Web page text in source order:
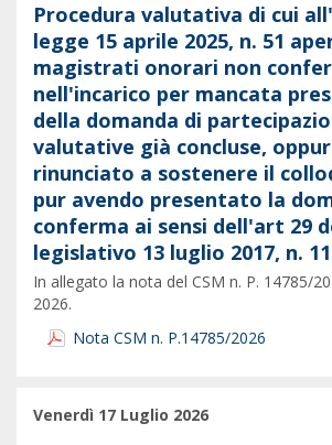
Procedura valutativa di cui
legge 15 aprile 2025, n. 51
magistrati onorari non
nell'incarico per mancata
della domanda di
valutative già concluse,
rinunciato a sostenere il
pur avendo presentato la
conferma ai sensi dell'art 29
legislativo 13 luglio 2017, n.
In allegato la nota del CSM n. P. 14785/
2026.
Nota CSM n. P.14785/2026
Venerdì 17 Luglio 2026